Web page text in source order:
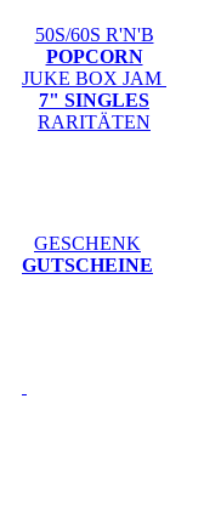
50S/60S R'N'B
POPCORN
JUKE BOX JAM
7" SINGLES
RARITÄTEN
GESCHENK
GUTSCHEINE